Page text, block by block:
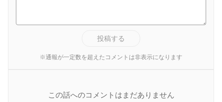
投稿する
※通報が一定数を超えたコメントは非表示になります
この話へのコメントはまだありません